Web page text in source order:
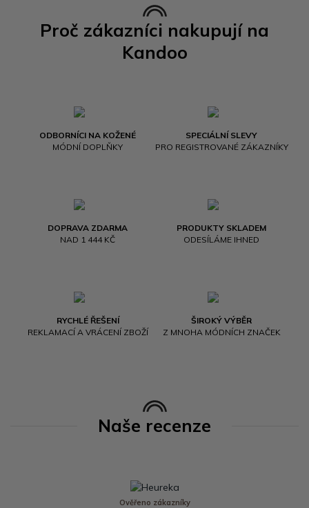
Proč zákazníci nakupují na
Kandoo
ODBORNÍCI NA KOŽENÉ
MÓDNÍ DOPLŇKY
SPECIÁLNÍ SLEVY
PRO REGISTROVANÉ ZÁKAZNÍKY
DOPRAVA ZDARMA
NAD 1 444 KČ
PRODUKTY SKLADEM
ODESÍLÁME IHNED
RYCHLÉ ŘEŠENÍ
REKLAMACÍ A VRÁCENÍ ZBOŽÍ
ŠIROKÝ VÝBĚR
Z MNOHA MÓDNÍCH ZNAČEK
Naše recenze
Ověřeno zákazníky